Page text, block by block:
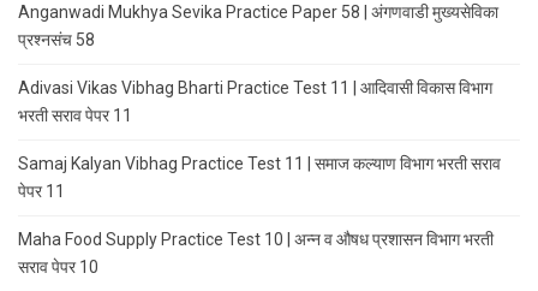
Anganwadi Mukhya Sevika Practice Paper 58 | अंगणवाडी मुख्यसेविका
प्रश्नसंच 58
Adivasi Vikas Vibhag Bharti Practice Test 11 | आदिवासी विकास विभाग
भरती सराव पेपर 11
Samaj Kalyan Vibhag Practice Test 11 | समाज कल्याण विभाग भरती सराव
पेपर 11
Maha Food Supply Practice Test 10 | अन्न व औषध प्रशासन विभाग भरती
सराव पेपर 10